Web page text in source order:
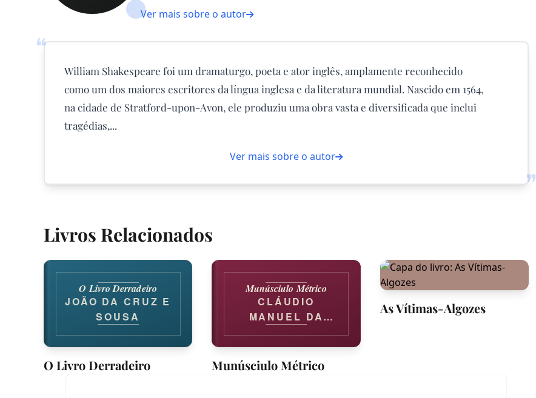
Ver mais sobre o autor
❝
❞
William Shakespeare foi um dramaturgo, poeta e ator inglês, amplamente reconhecido
como um dos maiores escritores da língua inglesa e da literatura mundial. Nascido em 1564,
na cidade de Stratford-upon-Avon, ele produziu uma obra vasta e diversificada que inclui
tragédias,...
Ver mais sobre o autor
Livros Relacionados
O Livro Derradeiro
JOÃO DA CRUZ E
SOUSA
O Livro Derradeiro
Munúsciulo Métrico
CLÁUDIO
MANUEL DA
COSTA
(GLAUCESTE
SATÚRNIO)
Munúsciulo Métrico
As Vítimas-Algozes